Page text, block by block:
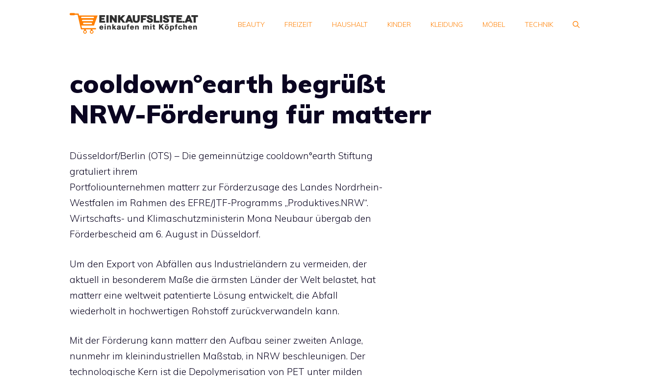
BEAUTY FREIZEIT HAUSHALT KINDER KLEIDUNG MÖBEL TECHNIK
cooldown°earth begrüßt
NRW-Förderung für matterr
Düsseldorf/Berlin (OTS) – Die gemeinnützige cooldown°earth Stiftung
gratuliert ihrem
Portfoliounternehmen matterr zur Förderzusage des Landes Nordrhein-
Westfalen im Rahmen des EFRE/JTF-Programms „Produktives.NRW“.
Wirtschafts- und Klimaschutzministerin Mona Neubaur übergab den
Förderbescheid am 6. August in Düsseldorf.
Um den Export von Abfällen aus Industrieländern zu vermeiden, der
aktuell in besonderem Maße die ärmsten Länder der Welt belastet, hat
matterr eine weltweit patentierte Lösung entwickelt, die Abfall
wiederholt in hochwertigen Rohstoff zurückverwandeln kann.
Mit der Förderung kann matterr den Aufbau seiner zweiten Anlage,
nunmehr im kleinindustriellen Maßstab, in NRW beschleunigen. Der
technologische Kern ist die Depolymerisation von PET unter milden